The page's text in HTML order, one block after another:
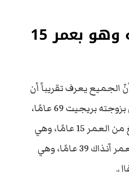
التقى زوجته وهو بعمر 15
يعرف تقريباً أن
ماكرون 44 عامًا، التقى بزوجته بريجيت 69 عامًا،
عندما كان تلميذًا يبلغ من العمر 15 عامًا، وهي
مدرسته البالغة من العمر آنذاك 39 عامًا، وهي